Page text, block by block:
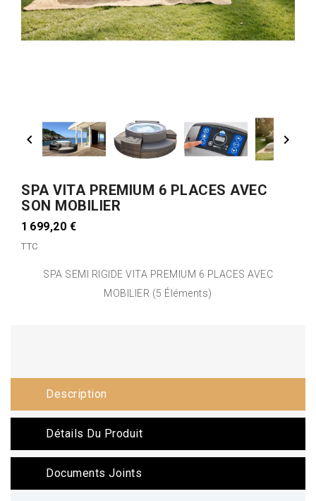
 
SPA VITA PREMIUM 6 PLACES AVEC
SON MOBILIER
1 699,20 €
TTC
SPA SEMI RIGIDE VITA PREMIUM 6 PLACES AVEC
MOBILIER (5 Éléments)
Description
Détails Du Produit
Documents Joints